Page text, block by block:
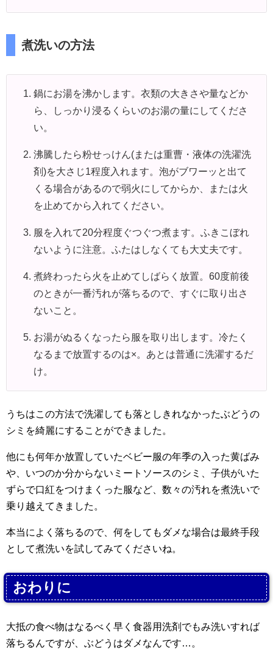
煮洗いの方法
鍋にお湯を沸かします。衣類の大きさや量などか
ら、しっかり浸るくらいのお湯の量にしてくださ
い。
沸騰したら粉せっけん(または重曹・液体の洗濯洗
剤)を大さじ1程度入れます。泡がブワーッと出て
くる場合があるので弱火にしてからか、または火
を止めてから入れてください。
服を入れて20分程度ぐつぐつ煮ます。ふきこぼれ
ないように注意。ふたはしなくても大丈夫です。
煮終わったら火を止めてしばらく放置。60度前後
のときが一番汚れが落ちるので、すぐに取り出さ
ないこと。
お湯がぬるくなったら服を取り出します。冷たく
なるまで放置するのは×。あとは普通に洗濯するだ
け。
うちはこの方法で洗濯しても落としきれなかったぶどうの
シミを綺麗にすることができました。
他にも何年か放置していたベビー服の年季の入った黄ばみ
や、いつのか分からないミートソースのシミ、子供がいた
ずらで口紅をつけまくった服など、数々の汚れを煮洗いで
乗り越えてきました。
本当によく落ちるので、何をしてもダメな場合は最終手段
として煮洗いを試してみてくださいね。
おわりに
大抵の食べ物はなるべく早く食器用洗剤でもみ洗いすれば
落ちるんですが、ぶどうはダメなんです…。